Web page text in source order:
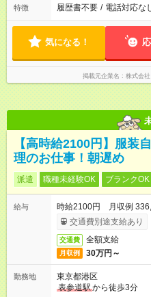
特徴 履歴書不要 / 電話対応な
気になる！
掲載元企業名 株式会
【高時給2100円】服装
理のお仕事！朝遅め
派遣 職種未経験OK ブランクOK
給与
時給2100円 月収例
交通費別途支給あり
交通費 全額支給
月収例 30万円～
勤務地
東京都港区
表参道駅から徒歩3分